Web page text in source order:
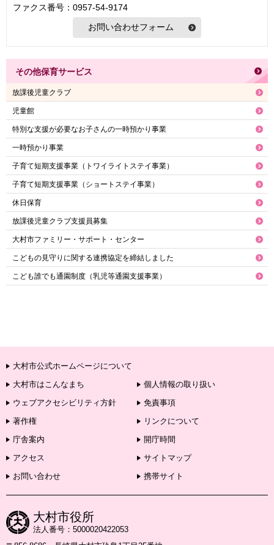
ファクス番号：0957-54-9174
その他保育サービス
放課後児童クラブ
児童館
特別な支援が必要なお子さんの一時預かり事業
一時預かり事業
子育て短期支援事業（トワイライトステイ事業）
子育て短期支援事業（ショートステイ事業）
休日保育
放課後児童クラブ支援員募集
大村市ファミリー・サポート・センター
こどもの見守りに関する連携協定を締結しました
こども誰でも通園制度（乳児等通園支援事業）
大村市公式ホームページについて
大村市はこんなまち
個人情報の取り扱い
ウェブアクセシビリティ方針
免責事項
著作権
リンクについて
庁舎案内
開庁時間
アクセス
サイトマップ
お問い合わせ
携帯サイト
大村市役所
法人番号：5000020422053